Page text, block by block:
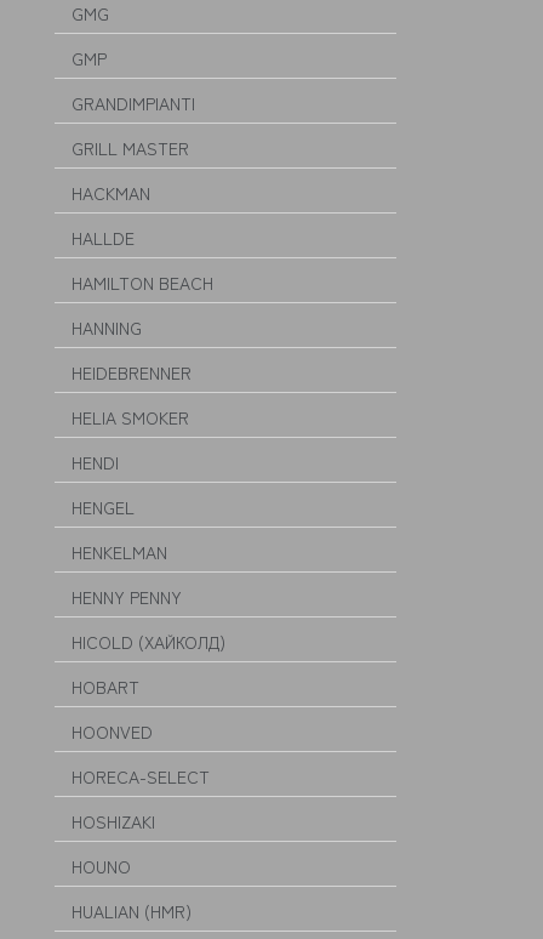
GMG
GMP
GRANDIMPIANTI
GRILL MASTER
HACKMAN
HALLDE
HAMILTON BEACH
HANNING
HEIDEBRENNER
HELIA SMOKER
HENDI
HENGEL
HENKELMAN
HENNY PENNY
HICOLD (ХАЙКОЛД)
HOBART
HOONVED
HORECA-SELECT
HOSHIZAKI
HOUNO
HUALIAN (HMR)